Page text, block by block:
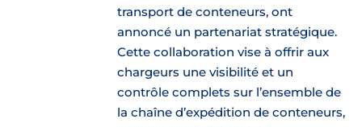
transport de conteneurs, ont
annoncé un partenariat stratégique.
Cette collaboration vise à offrir aux
chargeurs une visibilité et un
contrôle complets sur l’ensemble de
la chaîne d’expédition de conteneurs,